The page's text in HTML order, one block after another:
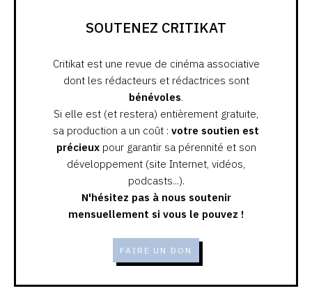
SOUTENEZ CRITIKAT
Critikat est une revue de cinéma associative
dont les rédacteurs et rédactrices sont
bénévoles.
Si elle est (et restera) entièrement gratuite,
sa production a un coût : votre soutien est
précieuxpour garantir sa pérennité et son
développement (site Internet, vidéos,
podcasts...).
N'hésitez pas à nous soutenir
mensuellement si vous le pouvez !
FAIRE UN DON